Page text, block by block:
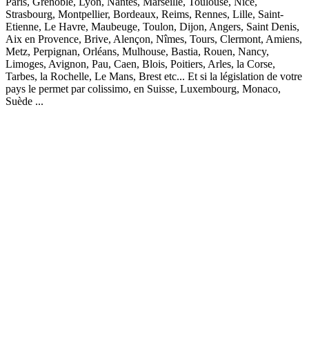
Strasbourg, Montpellier, Bordeaux, Reims, Rennes, Lille, Saint-
Etienne, Le Havre, Maubeuge, Toulon, Dijon, Angers, Saint Denis,
Aix en Provence, Brive, Alençon, Nîmes, Tours, Clermont, Amiens,
Metz, Perpignan, Orléans, Mulhouse, Bastia, Rouen, Nancy,
Limoges, Avignon, Pau, Caen, Blois, Poitiers, Arles, la Corse,
Tarbes, la Rochelle, Le Mans, Brest etc... Et si la législation de votre
pays le permet par colissimo, en Suisse, Luxembourg, Monaco,
Suède ...